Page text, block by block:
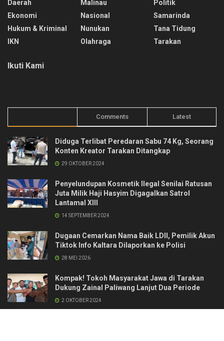
Daerah
Ekonomi
Hukum & Kriminal
IKN
Malinau
Nasional
Nunukan
Olahraga
Politik
Samarinda
Tana Tidung
Tarakan
Ikuti Kami
Comments Latest
Diduga Terlibat Peredaran Sabu 74 Kg, Seorang
Konten Kreator Tarakan Ditangkap
29 OKTOBER 2024
Penyelundupan Kosmetik Ilegal Senilai Ratusan
Juta Milik Haji Hasyim Digagalkan Satrol
Lantamal XIII
14 SEPTEMBER 2024
Dugaan Cemarkan Nama Baik LDII, Pemilik Akun
Tiktok Info Kaltara Dilaporkan ke Polisi
28 MEI 2026
Kompak! Tokoh Masyarakat Jawa di Tarakan
Dukung Zainal Paliwang Lanjut Dua Periode
2 OKTOBER 2024